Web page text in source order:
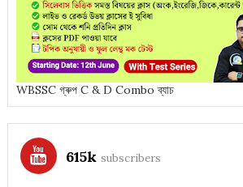
WBSSC গ্ৰুপ C & D Combo ব্যাচ
615k subscribers